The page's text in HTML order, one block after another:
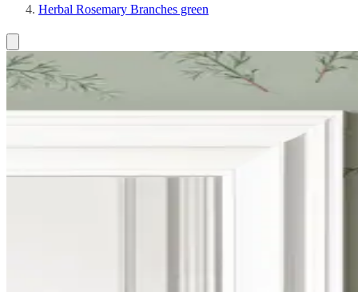
Herbal Rosemary Branches green